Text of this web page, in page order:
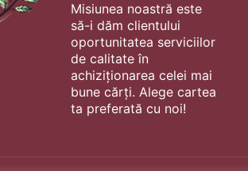
Misiunea noastră este
să-i dăm clientului
oportunitatea serviciilor
de calitate în
achiziționarea celei mai
bune cărți. Alege cartea
ta preferată cu noi!